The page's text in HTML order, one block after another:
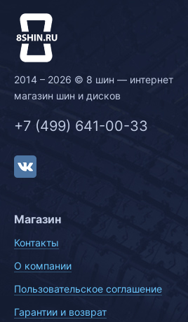
2014 – 2026 © 8 шин — интернет
магазин шин и дисков
+7 (499) 641-00-33
Магазин
Контакты
О компании
Пользовательское соглашение
Гарантии и возврат